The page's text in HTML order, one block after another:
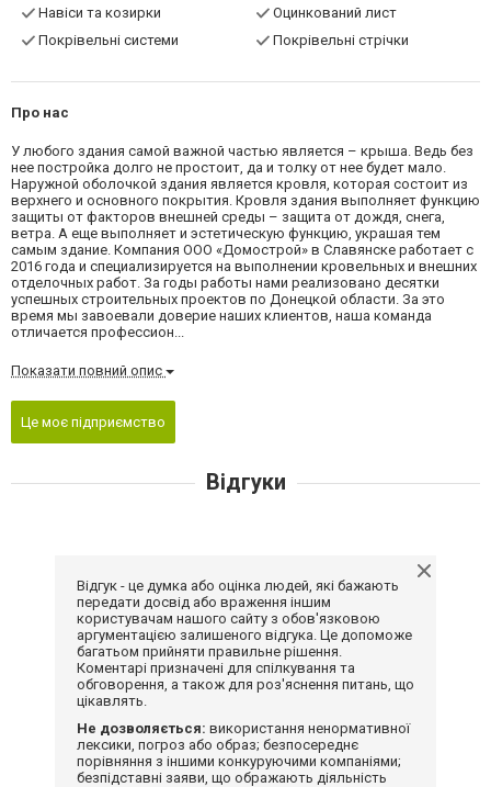
Навіси та козирки
Оцинкований лист
Покрівельні системи
Покрівельні стрічки
Про нас
У любого здания самой важной частью является – крыша. Ведь без
нее постройка долго не простоит, да и толку от нее будет мало.
Наружной оболочкой здания является кровля, которая состоит из
верхнего и основного покрытия. Кровля здания выполняет функцию
защиты от факторов внешней среды – защита от дождя, снега,
ветра. А еще выполняет и эстетическую функцию, украшая тем
самым здание. Компания ООО «Домострой» в Славянске работает с
2016 года и специализируется на выполнении кровельных и внешних
отделочных работ. За годы работы нами реализовано десятки
успешных строительных проектов по Донецкой области. За это
время мы завоевали доверие наших клиентов, наша команда
отличается профессион...
Показати повний опис
Це моє підприємство
Відгуки
Відгук - це думка або оцінка людей, які бажають
передати досвід або враження іншим
користувачам нашого сайту з обов'язковою
аргументацією залишеного відгука. Це допоможе
багатьом прийняти правильне рішення.
Коментарі призначені для спілкування та
обговорення, а також для роз'яснення питань, що
цікавлять.
Не дозволяється: використання ненормативної
лексики, погроз або образ; безпосереднє
порівняння з іншими конкуруючими компаніями;
безпідставні заяви, що ображають діяльність